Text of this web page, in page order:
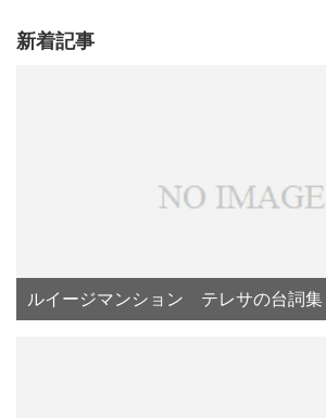
新着記事
ルイージマンション テレサの台詞集